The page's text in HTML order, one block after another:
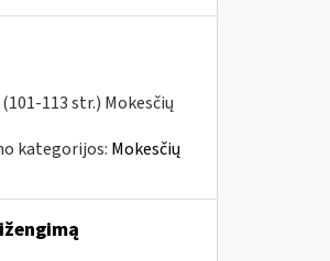
113 str.) Mokesčių
kategorijos: Mokesčių